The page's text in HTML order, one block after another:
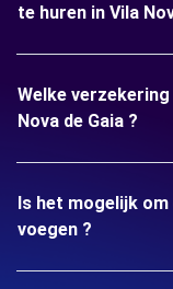
te huren in Vila
Welke
Nova de Gaia ?
Is het mogelijk
voegen ?